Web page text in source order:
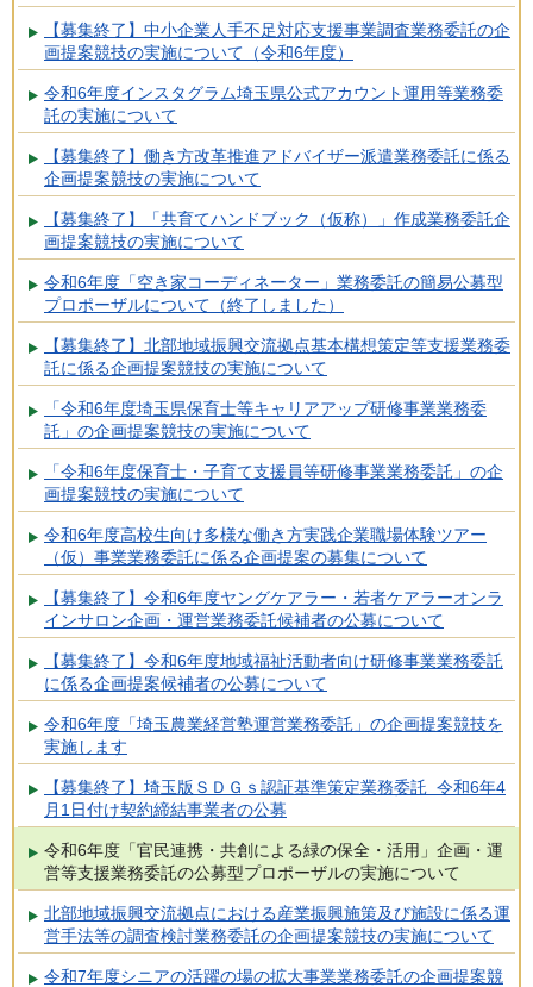
【募集終了】中小企業人手不足対応支援事業調査業務委託の企
画提案競技の実施について（令和6年度）
令和6年度インスタグラム埼玉県公式アカウント運用等業務委
託の実施について
【募集終了】働き方改革推進アドバイザー派遣業務委託に係る
企画提案競技の実施について
【募集終了】「共育てハンドブック（仮称）」作成業務委託企
画提案競技の実施について
令和6年度「空き家コーディネーター」業務委託の簡易公募型
プロポーザルについて（終了しました）
【募集終了】北部地域振興交流拠点基本構想策定等支援業務委
託に係る企画提案競技の実施について
「令和6年度埼玉県保育士等キャリアアップ研修事業業務委
託」の企画提案競技の実施について
「令和6年度保育士・子育て支援員等研修事業業務委託」の企
画提案競技の実施について
令和6年度高校生向け多様な働き方実践企業職場体験ツアー
（仮）事業業務委託に係る企画提案の募集について
【募集終了】令和6年度ヤングケアラー・若者ケアラーオンラ
インサロン企画・運営業務委託候補者の公募について
【募集終了】令和6年度地域福祉活動者向け研修事業業務委託
に係る企画提案候補者の公募について
令和6年度「埼玉農業経営塾運営業務委託」の企画提案競技を
実施します
【募集終了】埼玉版ＳＤＧｓ認証基準策定業務委託 令和6年4
月1日付け契約締結事業者の公募
令和6年度「官民連携・共創による緑の保全・活用」企画・運
営等支援業務委託の公募型プロポーザルの実施について
北部地域振興交流拠点における産業振興施策及び施設に係る運
営手法等の調査検討業務委託の企画提案競技の実施について
令和7年度シニアの活躍の場の拡大事業業務委託の企画提案競